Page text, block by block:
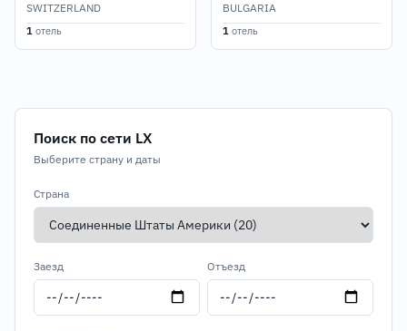
SWITZERLAND
1 отель
BULGARIA
1 отель
Поиск по сети LX
Выберите страну и даты
Страна
Заезд Отъезд